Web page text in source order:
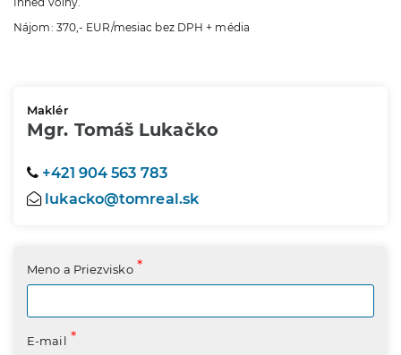
Nájom: 370,- EUR/mesiac bez DPH + média
Maklér
Mgr. Tomáš Lukačko
+421 904 563 783
lukacko@tomreal.sk
Meno a Priezvisko
E-mail